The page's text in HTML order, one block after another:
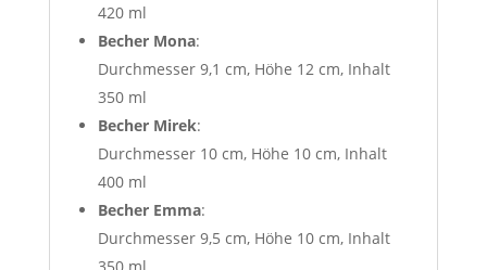
420 ml
Becher Mona:
Durchmesser 9,1 cm, Höhe 12 cm, Inhalt
350 ml
Becher Mirek:
Durchmesser 10 cm, Höhe 10 cm, Inhalt
400 ml
Becher Emma:
Durchmesser 9,5 cm, Höhe 10 cm, Inhalt